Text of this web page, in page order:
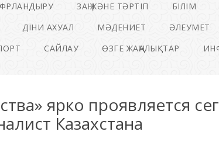
ЗАҢ ЖӘНЕ ТӘРТІП БІЛІМ
ДІНИ АХУАЛ МӘДЕНИЕТ ӘЛЕУМЕТ
САЙЛАУ ӨЗГЕ ЖАҢАЛЫҚТАР
ярко проявляется
Казахстана